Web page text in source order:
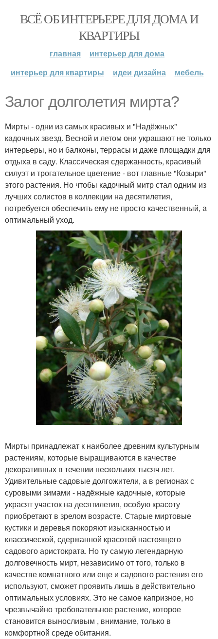
ВСЁ ОБ ИНТЕРЬЕРЕ ДЛЯ ДОМА И
КВАРТИРЫ
главная
интерьер для дома
интерьер для квартиры
идеи дизайна мебель
Залог долголетия мирта?
Мирты - одни из самых красивых и "Надёжных"
кадочных звезд. Весной и летом они украшают не только
интерьеры, но и балконы, террасы и даже площадки для
отдыха в саду. Классическая сдержанность, красивый
силуэт и трогательное цветение - вот главные "Козыри"
этого растения. Но чтобы кадочный митр стал одним из
лучших солистов в коллекции на десятилетия,
потребуется обеспечить ему не просто качественный, а
оптимальный уход.
Мирты принадлежат к наиболее древним культурным
растениям, которые выращиваются в качестве
декоративных в течении нескольких тысяч лет.
Удивительные садовые долгожители, а в регионах с
суровыми зимами - надёжные кадочные, которые
украсят участок на десятилетия, особую красоту
приобретают в зрелом возрасте. Старые миртовые
кустики и деревья покоряют изысканностью и
классической, сдержанной красотой настоящего
садового аристократа. Но ту самую легендарную
долговечность мирт, независимо от того, только в
качестве комнатного или еще и садового растения его
используют, сможет проявить лишь в действительно
оптимальных условиях. Это не самое капризное, но
чрезвычайно требовательное растение, которое
становится выносливым , внимание, только в
комфортной среде обитания.